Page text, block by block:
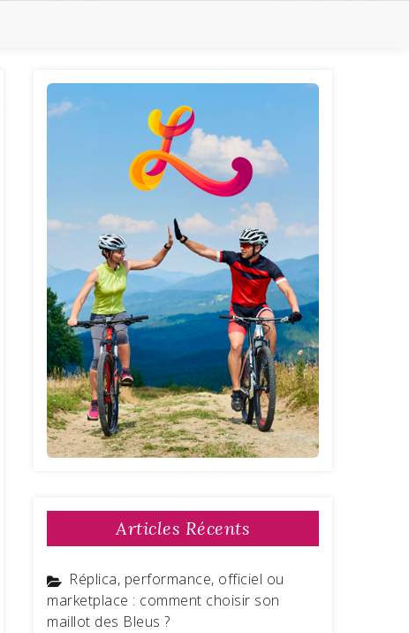
Articles Récents
Réplica, performance, officiel ou
marketplace : comment choisir son
maillot des Bleus ?